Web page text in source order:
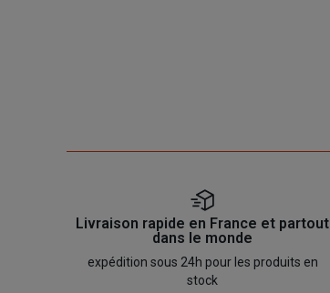
Livraison rapide en France et partout
dans le monde
expédition sous 24h pour les produits en
stock